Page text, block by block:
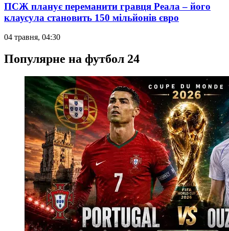
ПСЖ планує переманити гравця Реала – його
клаусула становить 150 мільйонів євро
04 травня, 04:30
Популярне на футбол 24